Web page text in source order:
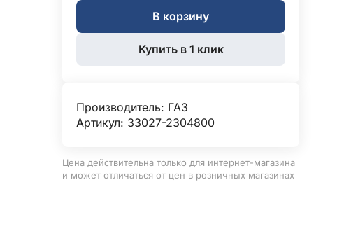
В корзину
Купить в 1 клик
Производитель: ГАЗ
Артикул: 33027-2304800
Цена действительна только для интернет-магазина
и может отличаться от цен в розничных магазинах